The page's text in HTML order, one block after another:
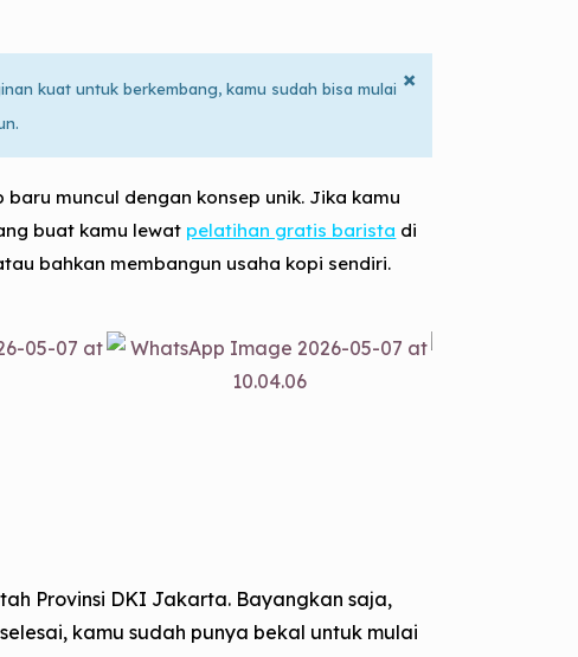
kuat untuk berkembang, kamu sudah bisa mulai ×
muncul dengan konsep unik. Jika kamu
buat kamu lewat pelatihan gratis barista di
bahkan membangun usaha kopi sendiri.
Provinsi DKI Jakarta. Bayangkan saja,
kamu sudah punya bekal untuk mulai